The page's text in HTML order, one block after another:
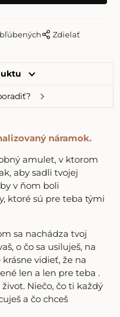
Zdielať
náramok.
amulet, v ktorom
aby sadli tvojej
v ňom boli
ktoré sú pre teba tými
sa nachádza tvoj
o čo sa usiluješ, na
vidieť, že na
len a len pre teba .
Niečo, čo ti každý
a čo chceš